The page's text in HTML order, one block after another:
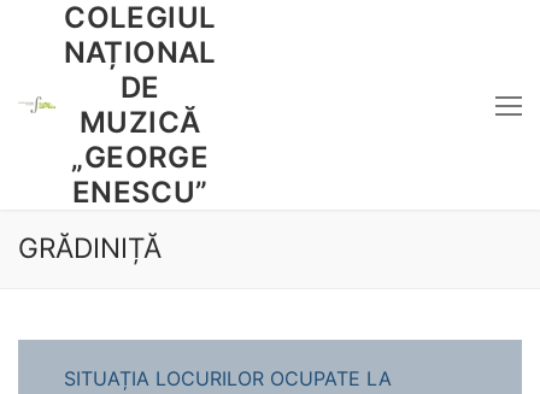
COLEGIUL
NAȚIONAL
DE
MUZICĂ
„GEORGE
ENESCU”
GRĂDINIȚĂ
SITUAȚIA LOCURILOR OCUPATE LA